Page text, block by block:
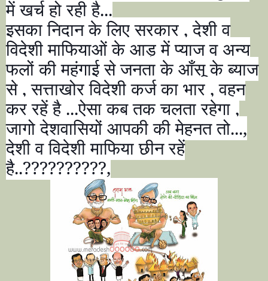
में खर्च हो रही है...
इसका निदान के लिए सरकार ,देशी व
विदेशी माफियाओं के आड़ में प्याज व अन्य
फलों की महंगाई से जनता के आँसू के ब्याज
से ,सत्ताखोर विदेशी कर्ज का भार ,वहन
कर रहें है ...ऐसा कब तक चलता रहेगा ,
जागो देशवासियों आपकी की मेहनत तो...,
देशी व विदेशी माफिया छीन रहें
है..??????????,